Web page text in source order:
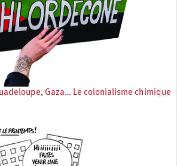
Gaza… Le colonialisme chimique